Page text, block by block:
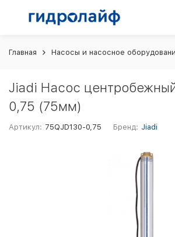
Главная Насосы и насосное
Jiadi Насос
0,75 (75мм)
Артикул: 75QJD130-0,75 Бренд: Jiadi